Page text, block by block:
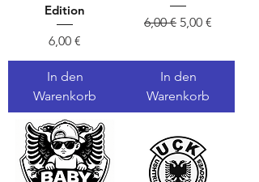
Edition
Preis
6,00 €
In den
Warenkorb
Standardpreis
6,00 € Sale-Preis
5,00 €
In den
Warenkorb